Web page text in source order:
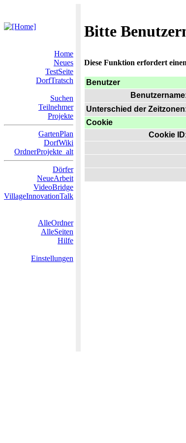
Bitte
Home
Neues
TestSeite
DorfTratsch
Suchen
Teilnehmer
Projekte
GartenPlan
DorfWiki
OrdnerProjekte_alt
Dörfer
NeueArbeit
VideoBridge
VillageInnovationTalk
AlleOrdner
AlleSeiten
Hilfe
Einstellungen
Diese Funktion erfordert
Benutzer
Unterschied der
Cookie
Cookie